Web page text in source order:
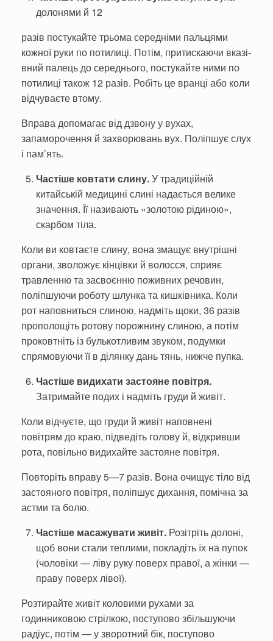
долонями й 12
разів постукайте трьома середні­ми пальцями
кожної руки по поти­лиці. Потім, притискаючи вказі­
вний палець до середнього, по­стукайте ними по
потилиці також 12 разів. Робіть це вранці або коли
відчуваєте втому.
Вправа допомагає від дзвону у вухах,
запаморочення й захворю­вань вух. Поліпшує слух
і пам’ять.
Частіше ковтати слину.У традиційній
китайській медицині слині надається велике
значення. Її називають «золотою рідиною»,
скарбом тіла.
Коли ви ковтаєте слину, вона змащує внутрішні
органи, зволо­жує кінцівки й волосся, сприяє
травленню та засвоєнню пожи­вних речовин,
поліпшуючи роботу шлунка та кишківника. Коли
рот наповниться слиною, надміть що­ки, 36 разів
прополощіть ротову порожнину слиною, а потім
про­ковтніть із булькотливим звуком, подумки
спрямовуючи її в ділянку дань тянь, нижче пупка.
Частіше видихати засто­яне повітря.
Затримайте подих і надміть груди й живіт.
Коли відчуєте, що груди й живіт наповнені
повітрям до краю, підве­діть голову й, відкривши
рота, по­вільно видихайте застояне повітря.
Повторіть вправу 5—7 разів. Вона очищує тіло від
застояного повітря, поліпшує дихання, помі­чна за
астми та болю.
Частіше масажувати живіт. Розітріть долоні,
щоб вони стали теплими, покладіть їх на пупок
(чо­ловіки — ліву руку поверх правої, а жінки —
праву поверх лівої).
Розтирайте живіт коловими ру­хами за
годинниковою стрілкою, поступово збільшуючи
радіус, по­тім — у зворотний бік, поступово